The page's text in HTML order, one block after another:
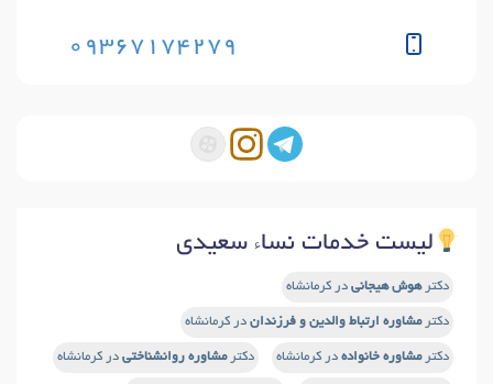
09367174279
لیست خدمات نساء سعیدی
دکترهوش هیجانی در کرمانشاه
دکترمشاوره ارتباط والدین و فرزندان در کرمانشاه
دکترمشاوره خانواده در کرمانشاه دکترمشاوره روانشناختی در کرمانشاه